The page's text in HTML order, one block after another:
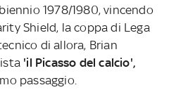
1978/1980, vincendo
Shield, la coppa di Lega
di allora, Brian
'il Picasso del calcio',
passaggio.